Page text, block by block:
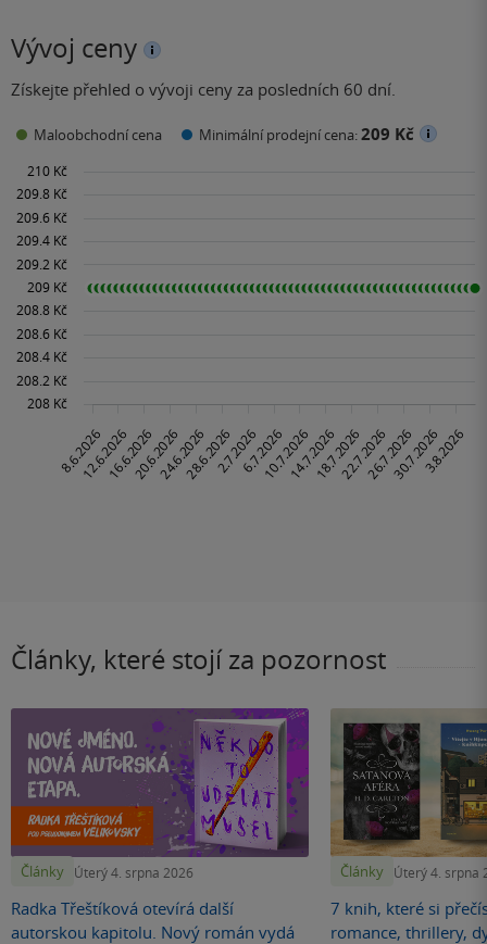
Vývoj ceny
Získejte přehled o vývoji ceny za posledních 60 dní.
Maloobchodní cena Minimální prodejní cena:209 Kč
Články, které stojí za pozornost
Články Úterý 4. srpna 2026
Radka Třeštíková otevírá další
autorskou kapitolu. Nový román vydá
Články Úterý 4. srpna
7 knih, které si
romance, thrillery,